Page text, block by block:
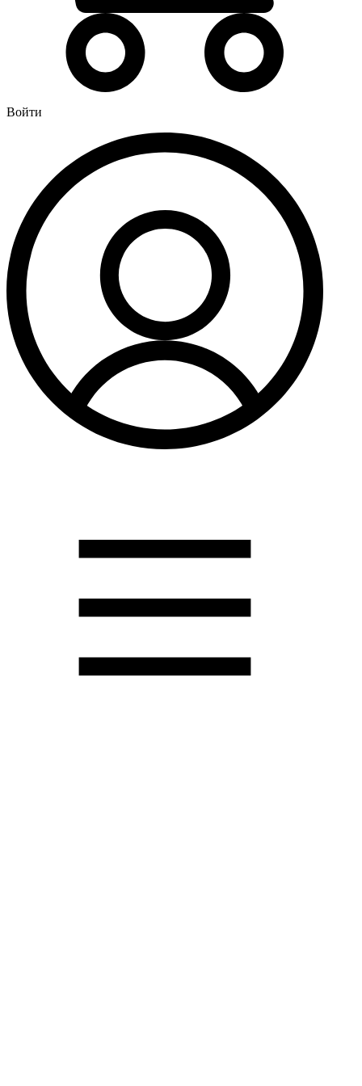
Войти
Газовые водонагреватели
Электрические водонагреватели накопительные
Магистральные фильтры для воды
Фильтры для воды под мойку
Водоснабжение
Кран шаровый
Крепеж для монтажных труб
Металлопластиковые трубы и фитинги (обжим евростандарт)
Развернуть
Душевые кабины и комплектующие
Душевые двери
Душевые кабины
Душевые перегородки
(2)
Задвижки и комплектующие
Канализационная труба и фитинги полипропилен (ПП)